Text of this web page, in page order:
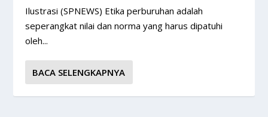
Ilustrasi (SPNEWS) Etika perburuhan adalah
seperangkat nilai dan norma yang harus dipatuhi
oleh...
BACA SELENGKAPNYA